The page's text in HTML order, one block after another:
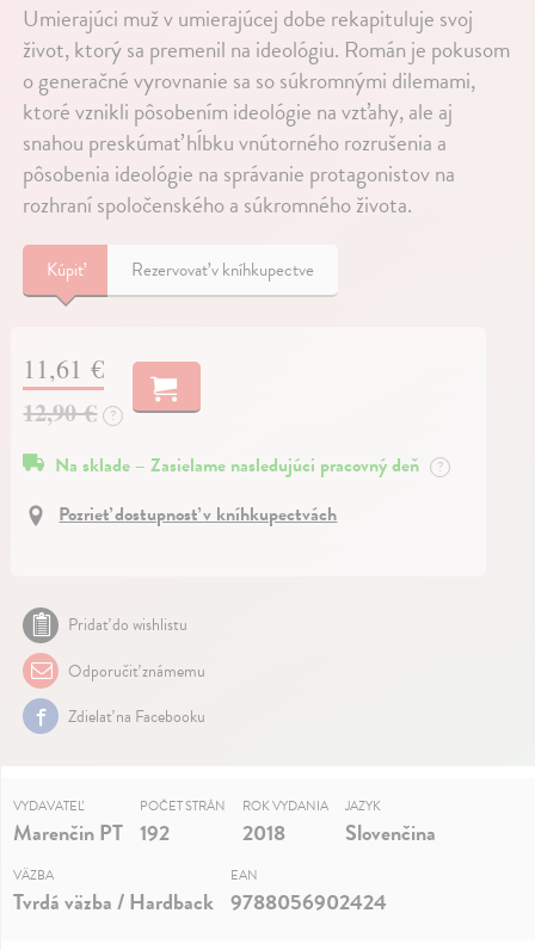
Umierajúci muž v umierajúcej dobe rekapituluje svoj
život, ktorý sa premenil na ideológiu. Román je pokusom
o generačné vyrovnanie sa so súkromnými dilemami,
ktoré vznikli pôsobením ideológie na vzťahy, ale aj
snahou preskúmať hĺbku vnútorného rozrušenia a
pôsobenia ideológie na správanie protagonistov na
rozhraní spoločenského a súkromného života.
Kúpiť Rezervovať v kníhkupectve
11,61 €
12,90 €
?
Na sklade – Zasielame nasledujúci pracovný deň ?
Pozrieť dostupnosť v kníhkupectvách
Pridať do wishlistu
Odporučiť známemu
Zdielať na Facebooku
VYDAVATEĽ
Marenčin PT
POČET STRÁN
192
ROK VYDANIA
2018
JAZYK
Slovenčina
VÄZBA
Tvrdá väzba / Hardback
EAN
9788056902424